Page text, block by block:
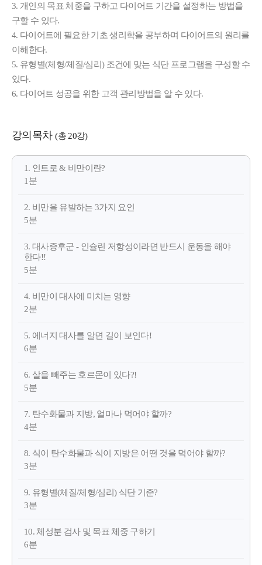
3. 개인의 목표 체중을 구하고 다이어트 기간을 설정하는 방법을
구할 수 있다.
4. 다이어트에 필요한 기초 생리학을 공부하며 다이어트의 원리를
이해한다.
5. 유형별(체형/체질/심리) 조건에 맞는 식단 프로그램을 구성할 수
있다.
6. 다이어트 성공을 위한 고객 관리방법을 알 수 있다.
강의목차 (총 20강)
1. 인트로 & 비만이란?
1분
2. 비만을 유발하는 3가지 요인
5분
3. 대사증후군 - 인슐린 저항성이라면 반드시 운동을 해야
한다!!
5분
4. 비만이 대사에 미치는 영향
2분
5. 에너지 대사를 알면 길이 보인다!
6분
6. 살을 빼주는 호르몬이 있다?!
5분
7. 탄수화물과 지방, 얼마나 먹어야 할까?
4분
8. 식이 탄수화물과 식이 지방은 어떤 것을 먹어야 할까?
3분
9. 유형별(체질/체형/심리) 식단 기준?
3분
10. 체성분 검사 및 목표 체중 구하기
6분